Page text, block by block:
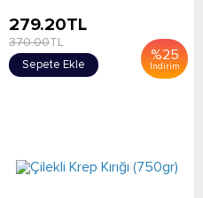
%25
İndirim
279.20TL
370.00TL
Sepete Ekle